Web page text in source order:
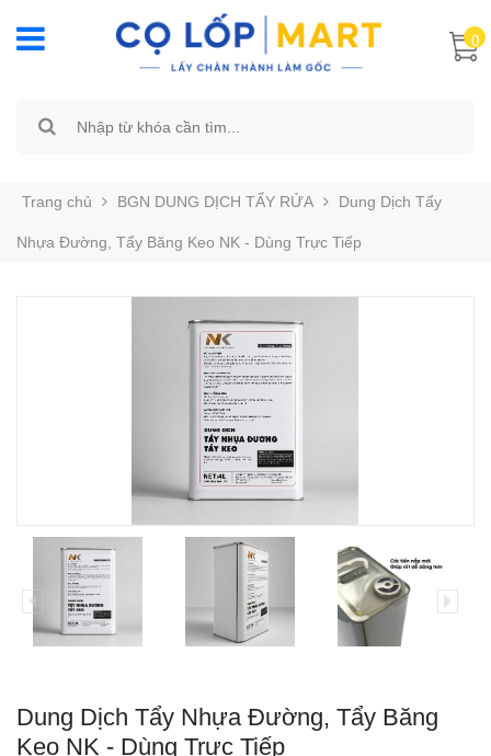
0
Trang chủ BGN DUNG DỊCH TẨY RỬA Dung Dịch Tẩy
Nhựa Đường, Tẩy Băng Keo NK - Dùng Trực Tiếp
Dung Dịch Tẩy Nhựa Đường, Tẩy Băng
Keo NK - Dùng Trực Tiếp